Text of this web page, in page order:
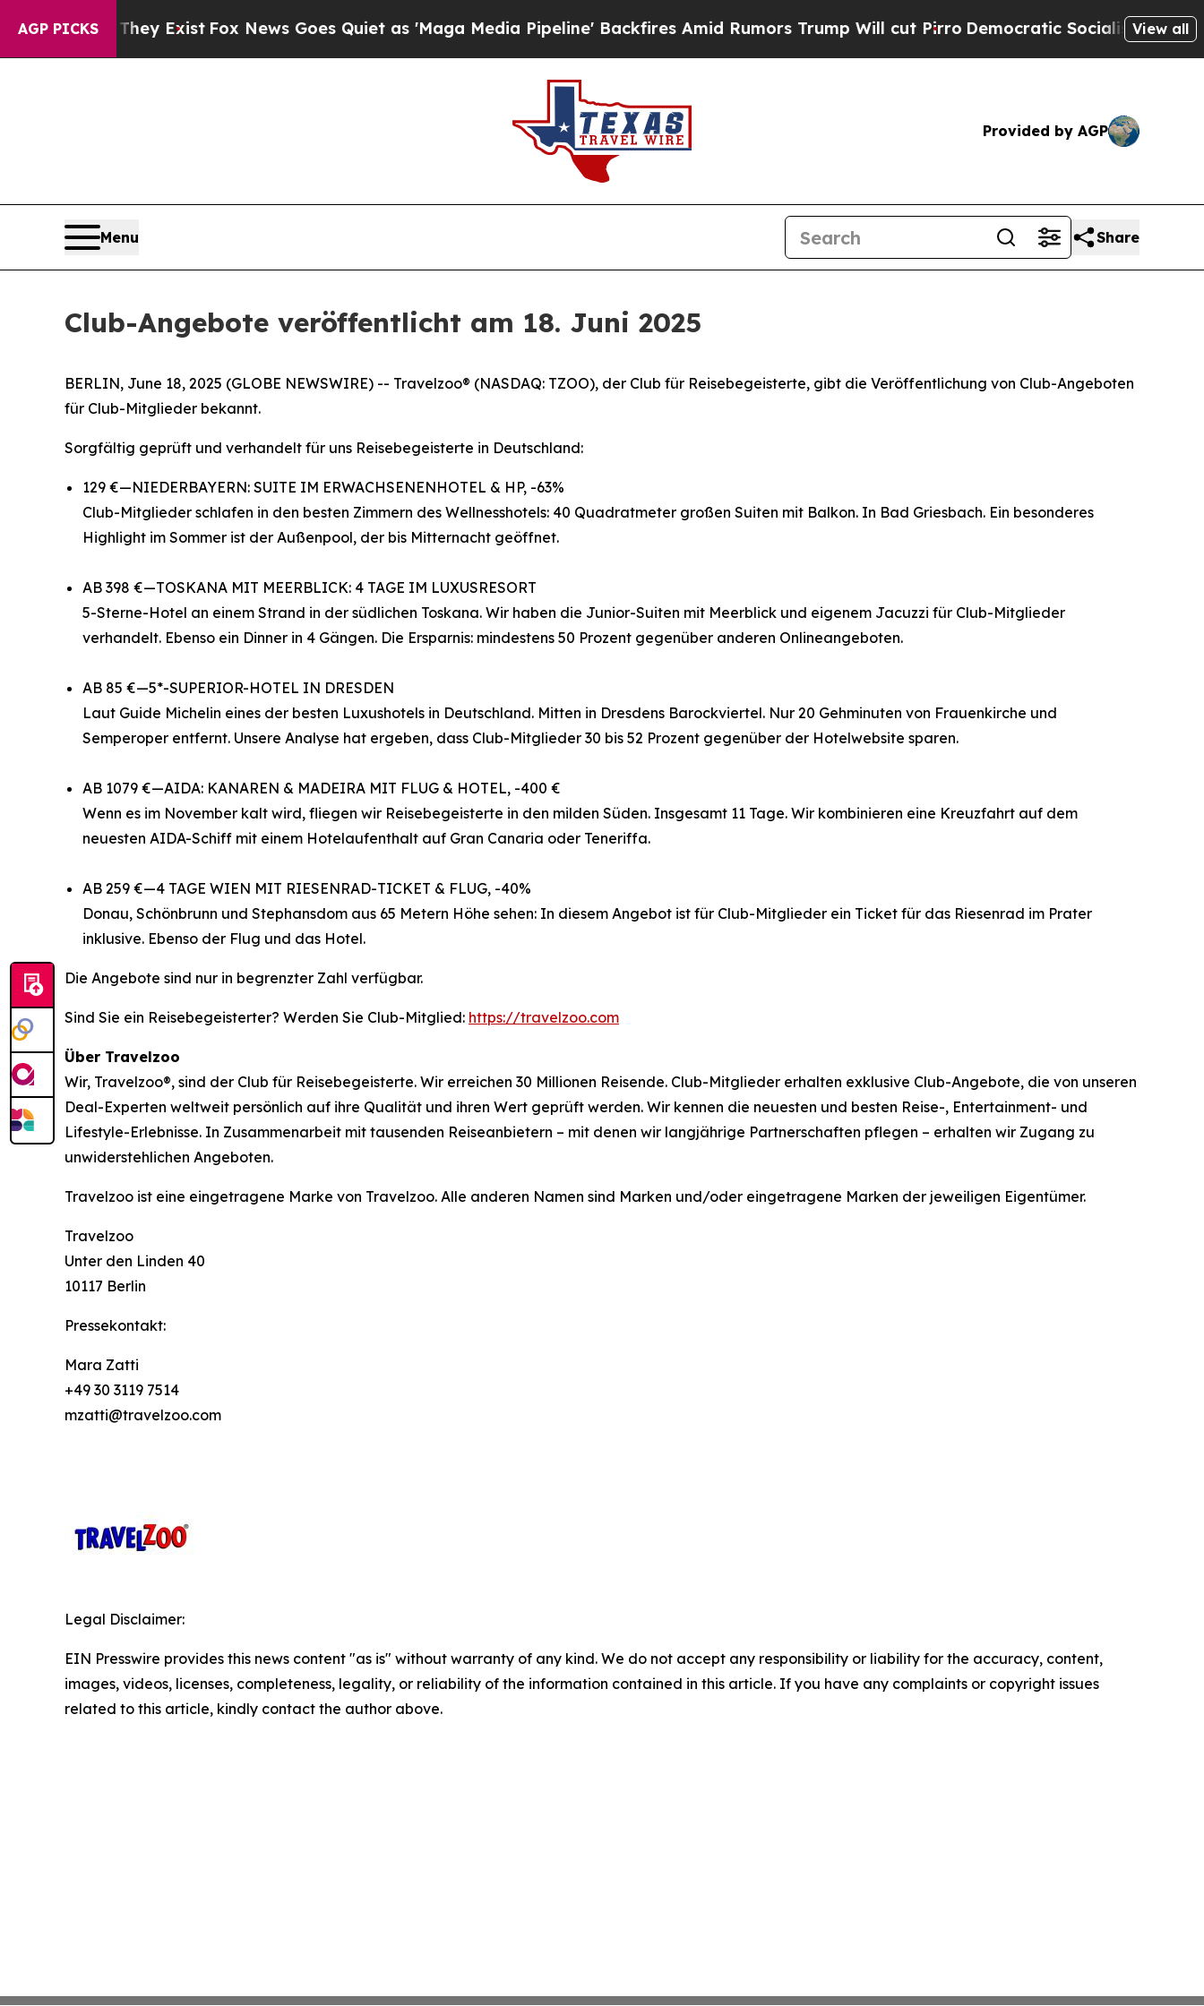
AGP PICKS
Proof They Exist Fox News Goes Quiet as 'Maga Media Pipeline' Backfires Amid Rumors Trump Will cut Pirro Democratic Socialists of America
View all
Provided by AGP
Menu Share
Club-Angebote veröffentlicht am 18. Juni 2025
BERLIN, June 18, 2025 (GLOBE NEWSWIRE) -- Travelzoo® (NASDAQ: TZOO), der Club für Reisebegeisterte, gibt die Veröffentlichung von Club-Angeboten
für Club-Mitglieder bekannt.
Sorgfältig geprüft und verhandelt für uns Reisebegeisterte in Deutschland:
129 €—NIEDERBAYERN: SUITE IM ERWACHSENENHOTEL & HP, -63%
Club-Mitglieder schlafen in den besten Zimmern des Wellnesshotels: 40 Quadratmeter großen Suiten mit Balkon. In Bad Griesbach. Ein besonderes
Highlight im Sommer ist der Außenpool, der bis Mitternacht geöffnet.
AB 398 €—TOSKANA MIT MEERBLICK: 4 TAGE IM LUXUSRESORT
5-Sterne-Hotel an einem Strand in der südlichen Toskana. Wir haben die Junior-Suiten mit Meerblick und eigenem Jacuzzi für Club-Mitglieder
verhandelt. Ebenso ein Dinner in 4 Gängen. Die Ersparnis: mindestens 50 Prozent gegenüber anderen Onlineangeboten.
AB 85 €—5*-SUPERIOR-HOTEL IN DRESDEN
Laut Guide Michelin eines der besten Luxushotels in Deutschland. Mitten in Dresdens Barockviertel. Nur 20 Gehminuten von Frauenkirche und
Semperoper entfernt. Unsere Analyse hat ergeben, dass Club-Mitglieder 30 bis 52 Prozent gegenüber der Hotelwebsite sparen.
AB 1079 €—AIDA: KANAREN & MADEIRA MIT FLUG & HOTEL, -400 €
Wenn es im November kalt wird, fliegen wir Reisebegeisterte in den milden Süden. Insgesamt 11 Tage. Wir kombinieren eine Kreuzfahrt auf dem
neuesten AIDA-Schiff mit einem Hotelaufenthalt auf Gran Canaria oder Teneriffa.
AB 259 €—4 TAGE WIEN MIT RIESENRAD-TICKET & FLUG, -40%
Donau, Schönbrunn und Stephansdom aus 65 Metern Höhe sehen: In diesem Angebot ist für Club-Mitglieder ein Ticket für das Riesenrad im Prater
inklusive. Ebenso der Flug und das Hotel.
Die Angebote sind nur in begrenzter Zahl verfügbar.
Sind Sie ein Reisebegeisterter? Werden Sie Club-Mitglied: https://travelzoo.com
Über Travelzoo
Wir, Travelzoo®, sind der Club für Reisebegeisterte. Wir erreichen 30 Millionen Reisende. Club-Mitglieder erhalten exklusive Club-Angebote, die von unseren
Deal-Experten weltweit persönlich auf ihre Qualität und ihren Wert geprüft werden. Wir kennen die neuesten und besten Reise-, Entertainment- und
Lifestyle-Erlebnisse. In Zusammenarbeit mit tausenden Reiseanbietern – mit denen wir langjährige Partnerschaften pflegen – erhalten wir Zugang zu
unwiderstehlichen Angeboten.
Travelzoo ist eine eingetragene Marke von Travelzoo. Alle anderen Namen sind Marken und/oder eingetragene Marken der jeweiligen Eigentümer.
Travelzoo
Unter den Linden 40
10117 Berlin
Pressekontakt:
Mara Zatti
+49 30 3119 7514
mzatti@travelzoo.com
Legal Disclaimer:
EIN Presswire provides this news content "as is" without warranty of any kind. We do not accept any responsibility or liability for the accuracy, content,
images, videos, licenses, completeness, legality, or reliability of the information contained in this article. If you have any complaints or copyright issues
related to this article, kindly contact the author above.